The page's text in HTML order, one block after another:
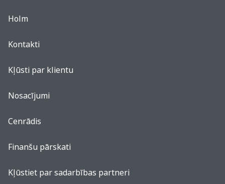
Holm
Kontakti
Kļūsti par klientu
Nosacījumi
Cenrādis
Finanšu pārskati
Kļūstiet par sadarbības partneri